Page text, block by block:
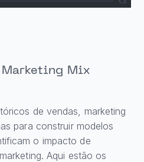
Marketing Mix
de vendas, marketing
para construir modelos
o impacto de
Aqui estão os